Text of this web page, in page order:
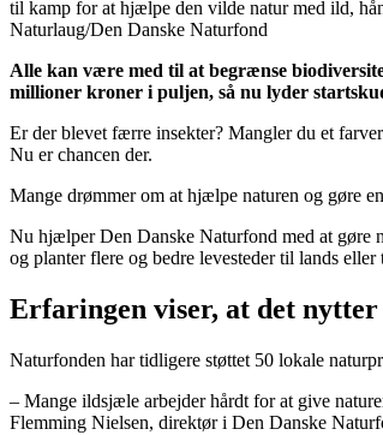
til kamp for at hjælpe den vilde natur med ild,
Naturlaug/Den Danske Naturfond
Alle kan være med til at begrænse
millioner kroner i puljen, så nu lyder
Er der blevet færre insekter? Mangler du et
Nu er chancen der.
Mange drømmer om at hjælpe naturen og gøre
Nu hjælper Den Danske Naturfond med at gøre
og planter flere og bedre levesteder til lands eller
Erfaringen viser, at det nytter
Naturfonden har tidligere støttet 50 lokale
– Mange ildsjæle arbejder hårdt for at give
Flemming Nielsen, direktør i Den Danske